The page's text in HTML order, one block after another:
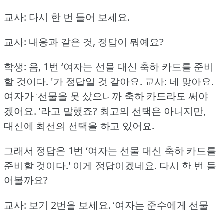
교사: 다시 한 번 들어 보세요.
교사: 내용과 같은 것, 정답이 뭐예요?
학생: 음, 1번 ‘여자는 선물 대신 축하 카드를 준비
할 것이다. '가 정답일 것 같아요. 교사: 네 맞아요.
여자가 ‘선물을 못 샀으니까 축하 카드라도 써야
겠어요. '라고 말했죠? 최고의 선택은 아니지만,
대신에 최선의 선택을 하고 있어요.
그래서 정답은 1번 ‘여자는 선물 대신 축하 카드를
준비할 것이다.' 이게 정답이겠네요. 다시 한 번 들
어볼까요?
교사: 보기 2번을 보세요. ‘여자는 준수에게 선물